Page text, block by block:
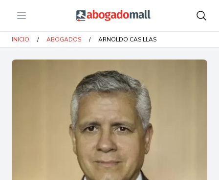
Open menu Abogadomall
INICIO / ABOGADOS / ARNOLDO CASILLAS